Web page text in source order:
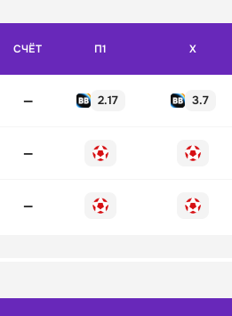
СЧЁТ П1 X
— 2.17 3.7
—
—